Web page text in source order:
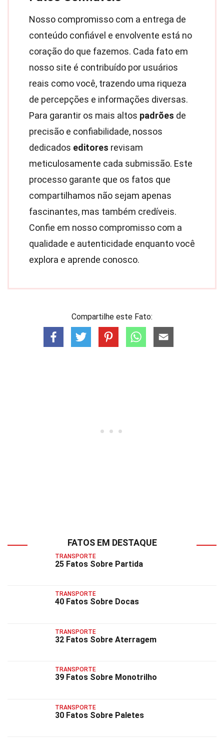
Nosso compromisso com a entrega de
conteúdo confiável e envolvente está no
coração do que fazemos. Cada fato em
nosso site é contribuído por usuários
reais como você, trazendo uma riqueza
de percepções e informações diversas.
Para garantir os mais altos padrões de
precisão e confiabilidade, nossos
dedicados editores revisam
meticulosamente cada submissão. Este
processo garante que os fatos que
compartilhamos não sejam apenas
fascinantes, mas também credíveis.
Confie em nosso compromisso com a
qualidade e autenticidade enquanto você
explora e aprende conosco.
Compartilhe este Fato:
FATOS EM DESTAQUE
TRANSPORTE
25 Fatos Sobre Partida
TRANSPORTE
40 Fatos Sobre Docas
TRANSPORTE
32 Fatos Sobre Aterragem
TRANSPORTE
39 Fatos Sobre Monotrilho
TRANSPORTE
30 Fatos Sobre Paletes